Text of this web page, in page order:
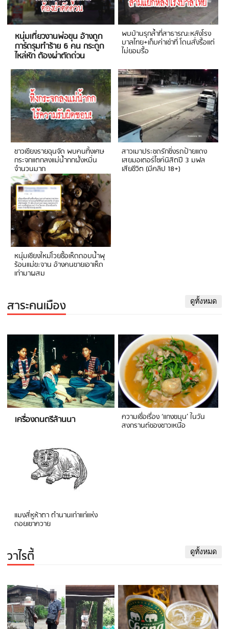
หนุ่มเที่ยวงานพ่อขุน อ้างถูก
การ์ดรุมทำร้าย 6 คน กระดูก
ไหล่หัก ต้องผ่าตัดด่วน
พบบ้านรุกล้ำที่สาธารณะหลังโรง
บาลไทย+เก็บค่าเช่าที่ โดนสั่งรื้อแต่
ไม่ยอมรื้อ
ชาวเชียงรายฉุนจัด พบคนทิ้งเศษ
กระจกแตกลงแม่น้ำกกฝั่งหมิ่น
จำนวนมาก
สาวเมาประชดรักซิ่งรถป้ายแดง
เสยมอเตอร์ไซค์นิสิตปี 3 มฟล
เสียชีวิต (มีคลิป 18+)
หนุ่มเชียงใหม่โวยซื้อเห็ดถอบน้ำพุ
ร้อนแม่ขะจาน อ้างคนขายเอาเห็ด
เก่ามาผสม
สาระคนเมือง ดูทั้งหมด
เครื่องดนตรีล้านนา ความเชื่อเรื่อง ‘แกงขนุน’ ในวัน
สงกรานต์ของชาวเหนือ
แมงสี่หูห้าตา ตำนานเก่าแก่แห่ง
ดอยเขาควาย
วาไรตี้ ดูทั้งหมด